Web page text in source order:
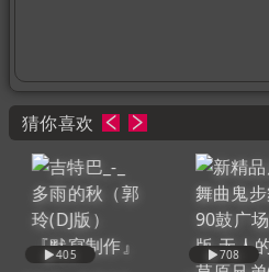
猜你喜欢
405 708